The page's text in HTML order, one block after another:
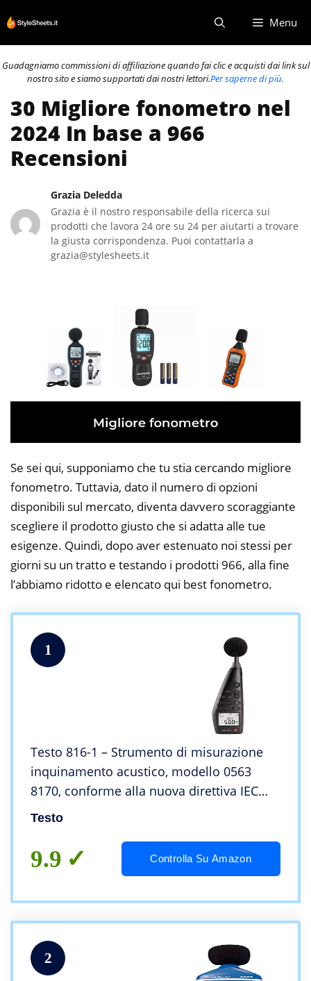
al
contenuto
Menu
Guadagniamo commissioni di affiliazione quando fai clic e acquisti dai link sul
nostro sito e siamo supportati dai nostri lettori.Per saperne di più.
30 Migliore fonometro nel
2024 In base a 966
Recensioni
Grazia Deledda
Grazia è il nostro responsabile della ricerca sui
prodotti che lavora 24 ore su 24 per aiutarti a trovare
la giusta corrispondenza. Puoi contattarla a
grazia@stylesheets.it
Se sei qui, supponiamo che tu stia cercando migliore
fonometro. Tuttavia, dato il numero di opzioni
disponibili sul mercato, diventa davvero scoraggiante
scegliere il prodotto giusto che si adatta alle tue
esigenze. Quindi, dopo aver estenuato noi stessi per
giorni su un tratto e testando i prodotti 966, alla fine
l’abbiamo ridotto e elencato qui best fonometro.
1
Testo 816-1 – Strumento di misurazione
inquinamento acustico, modello 0563
8170, conforme alla nuova direttiva IEC
61672-1, classe 2
Testo
9.9 Controlla Su Amazon
2